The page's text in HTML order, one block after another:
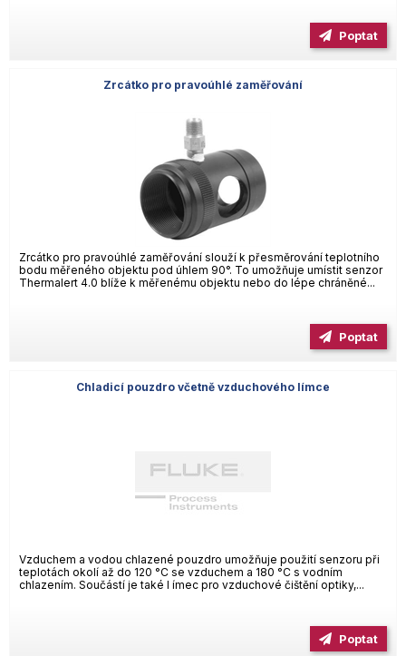
Poptat
Zrcátko pro pravoúhlé zaměřování
Zrcátko pro pravoúhlé zaměřování slouží k přesměrování teplotního
bodu měřeného objektu pod úhlem 90°. To umožňuje umístit senzor
Thermalert 4.0 blíže k měřenému objektu nebo do lépe chráněné...
Poptat
Chladicí pouzdro včetně vzduchového límce
Vzduchem a vodou chlazené pouzdro umožňuje použití senzoru při
teplotách okolí až do 120 °C se vzduchem a 180 °C s vodním
chlazením. Součástí je také l ímec pro vzduchové čištění optiky,...
Poptat